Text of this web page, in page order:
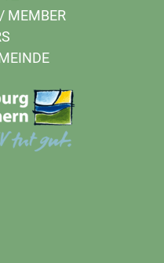
/ MEMBER